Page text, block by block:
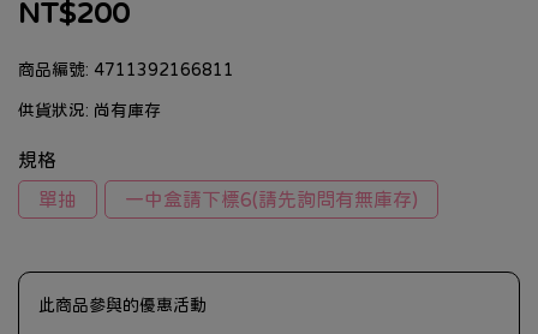
NT$200
商品編號: 4711392166811
供貨狀況: 尚有庫存
規格
單抽
一中盒請下標6(請先詢問有無庫存)
此商品參與的優惠活動